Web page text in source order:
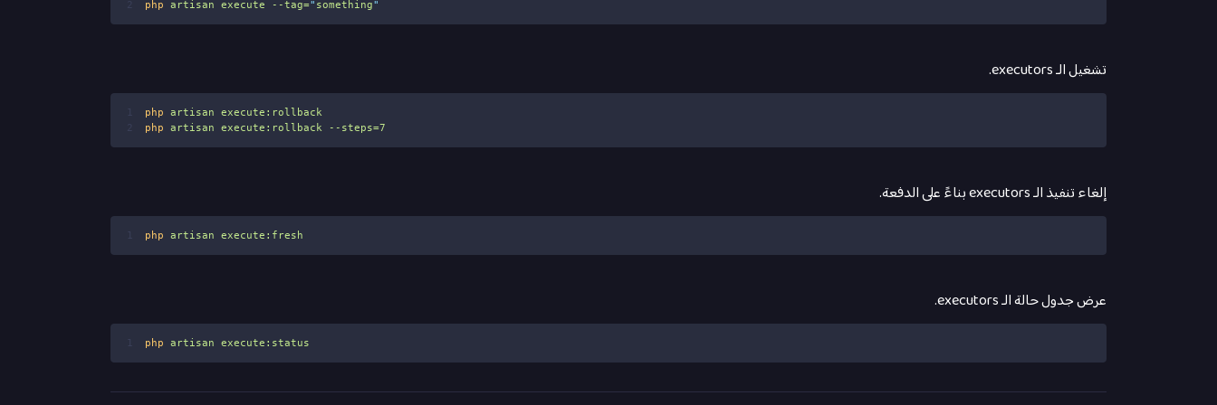
2
php artisan execute --tag=" something"
تشغيل الـ executors.
1 php artisan
execute:rollback
2
php artisan execute:rollback --steps=7
إلغاء تنفيذ الـ executors بناءً على الدفعة.
1 php artisan execute:fresh
عرض جدول حالة الـ executors.
1 php artisan execute:status